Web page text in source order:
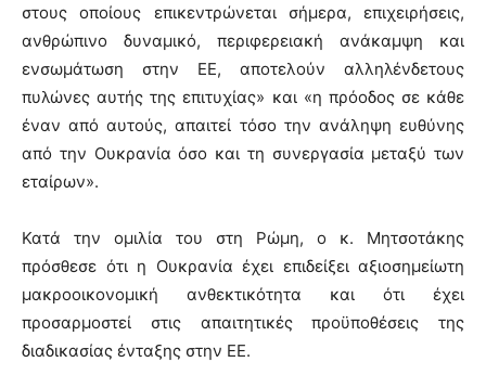
στους οποίους επικεντρώνεται σήμερα, επιχειρήσεις,
ανθρώπινο δυναμικό, περιφερειακή ανάκαμψη και
ενσωμάτωση στην ΕΕ, αποτελούν αλληλένδετους
πυλώνες αυτής της επιτυχίας» και «η πρόοδος σε κάθε
έναν από αυτούς, απαιτεί τόσο την ανάληψη ευθύνης
από την Ουκρανία όσο και τη συνεργασία μεταξύ των
εταίρων».
Κατά την ομιλία του στη Ρώμη, ο κ. Μητσοτάκης
πρόσθεσε ότι η Ουκρανία έχει επιδείξει αξιοσημείωτη
μακροοικονομική ανθεκτικότητα και ότι έχει
προσαρμοστεί στις απαιτητικές προϋποθέσεις της
διαδικασίας ένταξης στην ΕΕ.